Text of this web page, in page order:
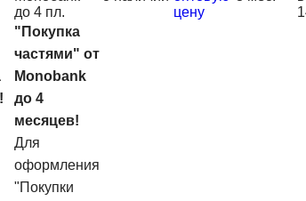
до 4 пл.
"Покупка
частями" от
Monobank
до 4
месяцев!
Для
оформления
"Покупки
цену